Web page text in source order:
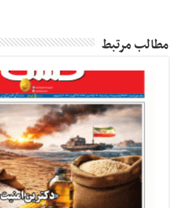
مطالب مرتبط